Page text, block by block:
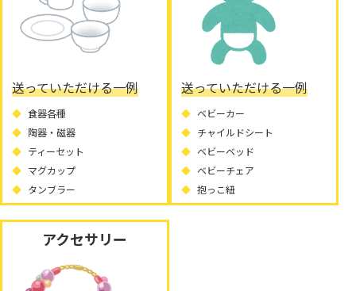
送っていただける一例
食器各種
陶器・磁器
ティーセット
マグカップ
タンブラー
送っていただける一例
ベビーカー
チャイルドシート
ベビーベッド
ベビーチェア
抱っこ紐
アクセサリー